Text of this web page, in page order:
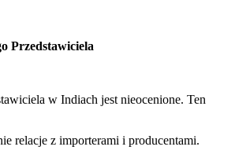
Przedstawiciela
w Indiach jest nieocenione. Ten
relacje z importerami i producentami.